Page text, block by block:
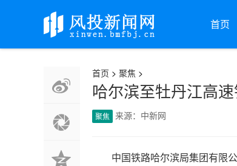
首页
首页 > 聚焦 >
哈尔滨至牡丹江高
聚焦 来源：中新网
中国铁路哈尔滨局集团有限